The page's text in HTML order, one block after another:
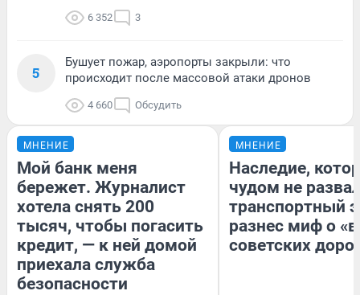
6 352 3
5
Бушует пожар, аэропорты закрыли: что
происходит после массовой атаки дронов
4 660 Обсудить
МНЕНИЕ
Мой банк меня
бережет. Журналист
хотела снять 200
тысяч, чтобы погасить
кредит, — к ней домой
приехала служба
безопасности
МНЕНИЕ
Наследие,
чудом не
транспортный
разнес миф о
советских